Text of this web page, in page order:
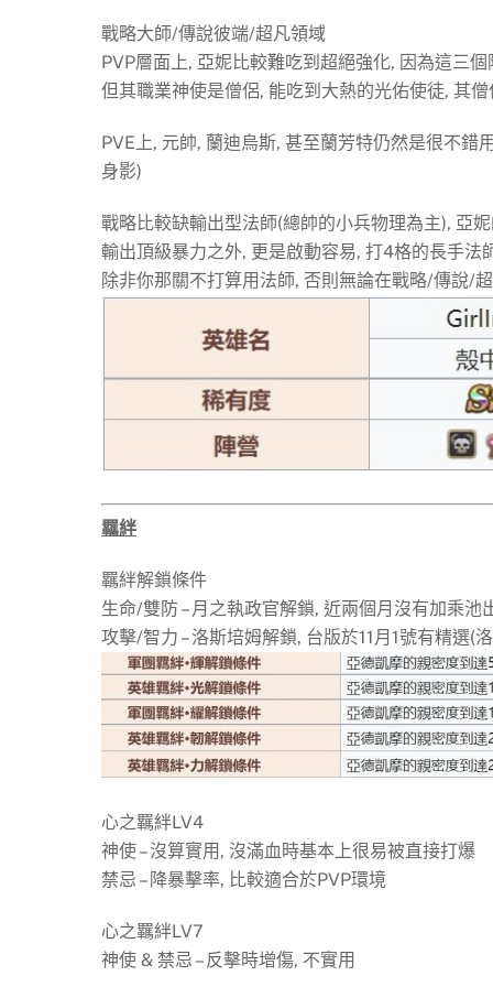
戰略大師/傳說彼端/超凡領域
PVP層面上, 亞妮比較難吃到超絕強化, 因為這三
但其職業神使是僧侶, 能吃到大熱的光佑使徒, 其
PVE上, 元帥, 蘭迪烏斯, 甚至蘭芳特仍然是很不
身影)
戰略比較缺輸出型法師(總帥的小兵物理為主), 亞
輸出頂級暴力之外, 更是啟動容易, 打4格的長手
除非你那關不打算用法師, 否則無論在戰略/傳說/
羈絆
羈絆解鎖條件
生命/雙防 – 月之執政官解鎖, 近兩個月沒有加乘池
攻擊/智力 – 洛斯培姆解鎖, 台版於11月1號有精選(
心之羈絆LV4
神使 – 沒算實用, 沒滿血時基本上很易被直接打爆
禁忌 – 降暴擊率, 比較適合於PVP環境
心之羈絆LV7
神使 & 禁忌 – 反擊時增傷, 不實用